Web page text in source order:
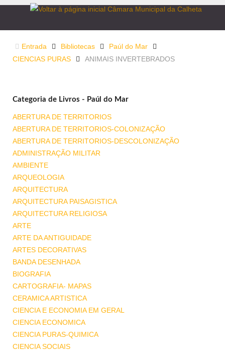
Entrada Bibliotecas
Paúl do Mar
CIENCIAS PURAS
ANIMAIS INVERTEBRADOS
Categoria de Livros - Paúl do Mar
ABERTURA DE TERRITORIOS
ABERTURA DE TERRITORIOS-COLONIZAÇÃO
ABERTURA DE TERRITORIOS-DESCOLONIZAÇÃO
ADMINISTRAÇÃO MILITAR
AMBIENTE
ARQUEOLOGIA
ARQUITECTURA
ARQUITECTURA PAISAGISTICA
ARQUITECTURA RELIGIOSA
ARTE
ARTE DA ANTIGUIDADE
ARTES DECORATIVAS
BANDA DESENHADA
BIOGRAFIA
CARTOGRAFIA- MAPAS
CERAMICA ARTISTICA
CIENCIA E ECONOMIA EM GERAL
CIENCIA ECONOMICA
CIENCIA PURAS-QUIMICA
CIENCIA SOCIAIS